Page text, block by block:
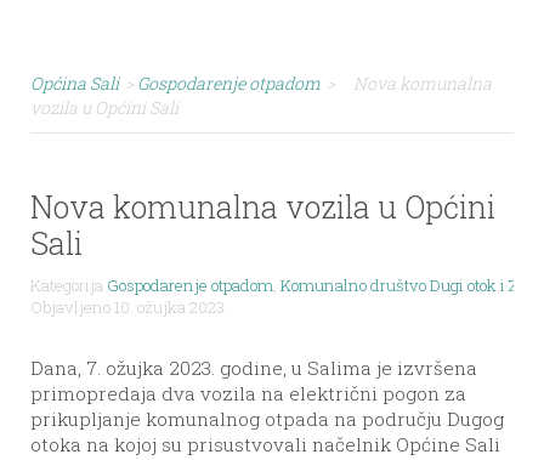
Općina Sali > Gospodarenje otpadom >
Nova komunalna
vozila u Općini Sali
Nova komunalna vozila u Općini
Sali
Kategorija Gospodarenje otpadom, Komunalno društvo Dugi otok i
Objavljeno 10. ožujka 2023.
Dana, 7. ožujka 2023. godine, u Salima je izvršena
primopredaja dva vozila na električni pogon za
prikupljanje komunalnog otpada na području Dugog
otoka na kojoj su prisustvovali načelnik Općine Sali